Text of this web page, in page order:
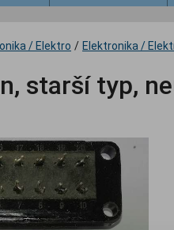
/ Elektro / Elektronika /
starší typ,